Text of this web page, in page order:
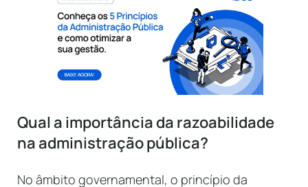
Qual a importância da razoabilidade
na administração pública?
No âmbito governamental, o princípio da